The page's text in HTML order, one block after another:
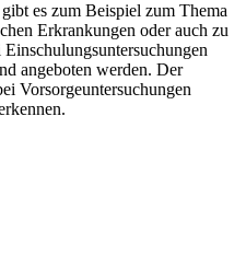
gibt es zum Beispiel zum Thema
Erkrankungen oder auch zu
angeboten werden. Der
Vorsorgeuntersuchungen